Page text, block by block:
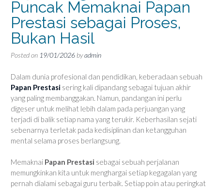
Puncak Memaknai Papan
Prestasi sebagai Proses,
Bukan Hasil
Posted on 19/01/2026 byadmin
Dalam dunia profesional dan pendidikan, keberadaan sebuah
Papan Prestasi sering kali dipandang sebagai tujuan akhir
yang paling membanggakan. Namun, pandangan ini perlu
digeser untuk melihat lebih dalam pada perjuangan yang
terjadi di balik setiap nama yang terukir. Keberhasilan sejati
sebenarnya terletak pada kedisiplinan dan ketangguhan
mental selama proses berlangsung.
Memaknai Papan Prestasi sebagai sebuah perjalanan
memungkinkan kita untuk menghargai setiap kegagalan yang
pernah dialami sebagai guru terbaik. Setiap poin atau peringkat